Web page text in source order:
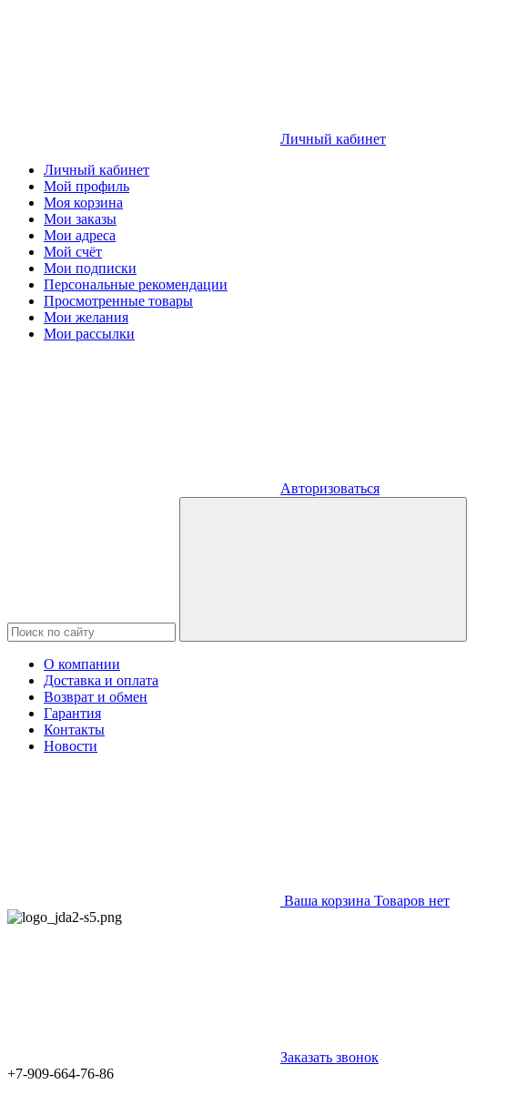
Личный кабинет
Личный кабинет
Мой профиль
Моя корзина
Мои заказы
Мои адреса
Мой счёт
Мои подписки
Персональные рекомендации
Просмотренные товары
Мои желания
Мои рассылки
Авторизоваться
О компании
Доставка и оплата
Возврат и обмен
Гарантия
Контакты
Новости
Ваша корзина Товаров нет
Заказать звонок
+7-909-664-76-86